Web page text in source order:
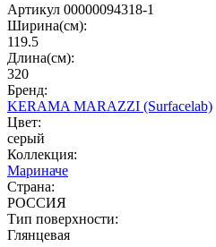
Артикул 00000094318-1
Ширина(см):
119.5
Длина(см):
320
Бренд:
KERAMA MARAZZI (Surfacelab)
Цвет:
серый
Коллекция:
Мариначе
Страна:
РОССИЯ
Тип поверхности:
Глянцевая